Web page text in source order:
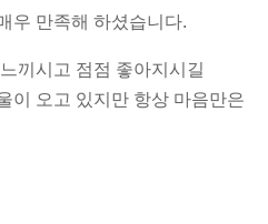
우 만족해 하셨습니다.
끼시고 점점 좋아지시길
이 오고 있지만 항상 마음만은